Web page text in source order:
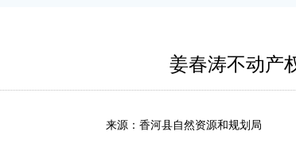
姜春涛不动产
来源：香河县自然资源和规划局